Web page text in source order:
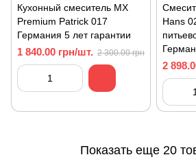
Кухонный смеситель MX
Premium Patrick 017
Германия 5 лет гарантии
1 840.00 грн/шт. 2 300.00 грн
Hans
2
Показать еще 20